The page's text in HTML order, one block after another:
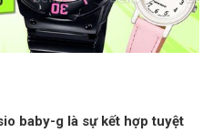
baby-g là sự kết hợp tuyệt